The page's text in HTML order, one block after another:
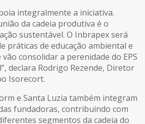
integralmente a iniciativa.
da cadeia produtiva é o
sustentável. O Inbrapex será
práticas de educação ambiental e
consolidar a perenidade do EPS
declara Rodrigo Rezende, Diretor
Isorecort.
e Santa Luzia também integram
fundadoras, contribuindo com
segmentos da cadeia do